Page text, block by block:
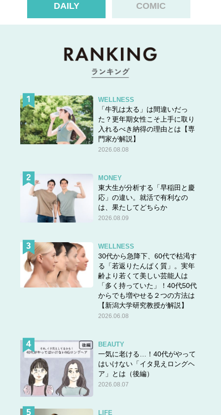
DAILY COMIC
WELLNESS
「牛乳は太る」は間違いだっ
た？更年期女性こそ上手に取り
入れるべき納得の理由とは【専
門家が解説】
2026.08.08
MONEY
東大生が分析する「早稲田と慶
応」の違い。就活で有利なの
は、果たしてどちらか
2026.08.09
WELLNESS
30代から急降下、60代で枯渇す
る「若返りたんぱく質」。実年
齢より若くて美しい芸能人は
「多く持っていた」！40代50代
からでも増やせる２つの方法は
【新潟大学研究教授が解説】
2026.06.08
BEAUTY
一気に老ける…！40代がやって
はいけない「イタ見えロングヘ
ア」とは（後編）
2026.08.07
LIFE